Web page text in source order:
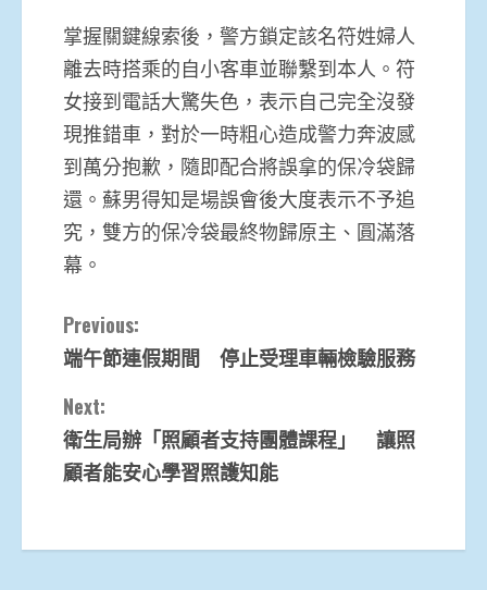
掌握關鍵線索後，警方鎖定該名符姓婦人
離去時搭乘的自小客車並聯繫到本人。符
女接到電話大驚失色，表示自己完全沒發
現推錯車，對於一時粗心造成警力奔波感
到萬分抱歉，隨即配合將誤拿的保冷袋歸
還。蘇男得知是場誤會後大度表示不予追
究，雙方的保冷袋最終物歸原主、圓滿落
幕。
Continue
Reading
Previous:
端午節連假期間 停止受理車輛檢驗服務
Next:
衛生局辦「照顧者支持團體課程」 讓照
顧者能安心學習照護知能